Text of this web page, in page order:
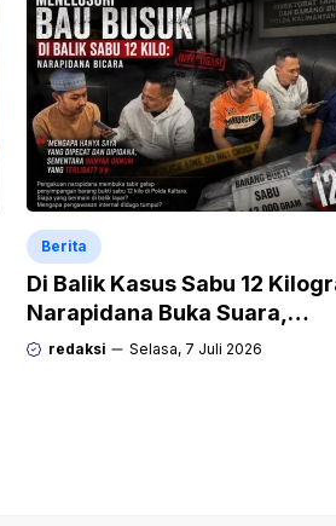
Berita
Di Balik Kasus Sabu 12
Narapidana Buka Suara,
“Mengapa Hanya Saya yang
redaksi Selasa, 7 Juli 2026